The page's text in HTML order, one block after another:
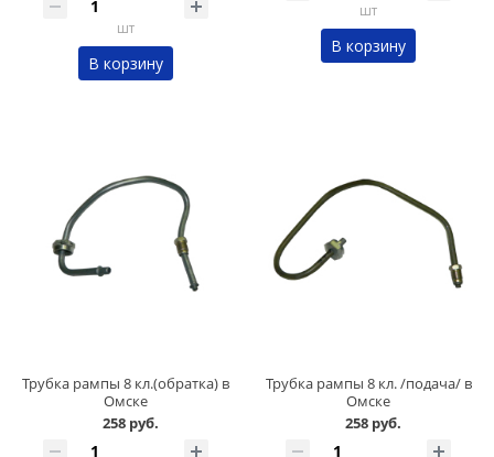
шт
В корзину
шт
В корзину
Трубка рампы 8 кл.(обратка) в
Омске
258 руб.
Трубка рампы 8 кл. /подача/ в
Омске
258 руб.